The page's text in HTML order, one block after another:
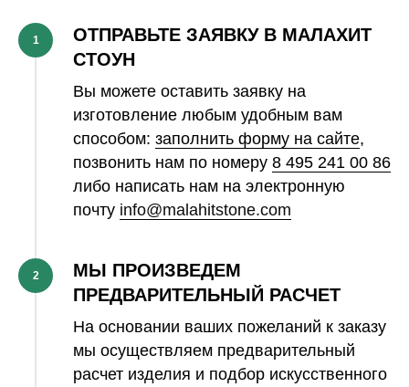
1
ОТПРАВЬТЕ ЗАЯВКУ В МАЛАХИТ
СТОУН
Вы можете оставить заявку на
изготовление любым удобным вам
способом: заполнить форму на сайте,
позвонить нам по номеру 8 495 241 00 86
либо написать нам на электронную
почту info@malahitstone.com
2
МЫ ПРОИЗВЕДЕМ
ПРЕДВАРИТЕЛЬНЫЙ РАСЧЕТ
На основании ваших пожеланий к заказу
мы осуществляем предварительный
расчет изделия и подбор искусственного